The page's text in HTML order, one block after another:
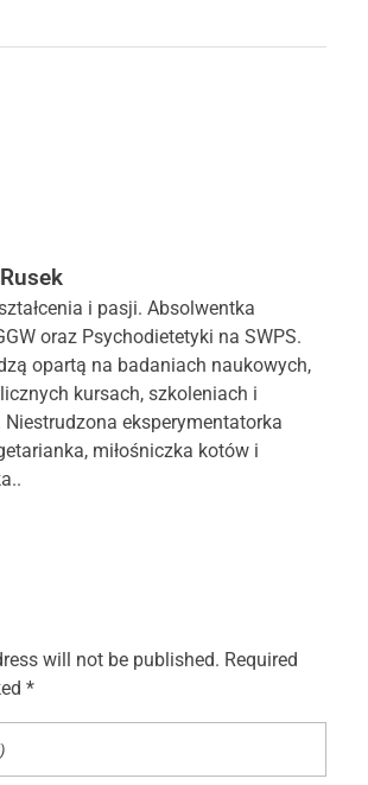
i pasji. Absolwentka
oraz Psychodietetyki na SWPS.
opartą na badaniach naukowych,
kursach, szkoleniach i
eksperymentatorka
miłośniczka kotów i
will not be published. Required
*